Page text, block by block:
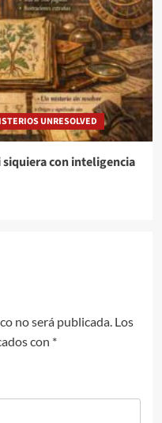
UNRESOLVED
con inteligencia
no será publicada. Los
con *